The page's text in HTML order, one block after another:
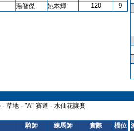
湯智傑 姚本輝 120 9
- 草地 - "A" 賽道 - 水仙花讓賽
騎師 練馬師
實際
檔位